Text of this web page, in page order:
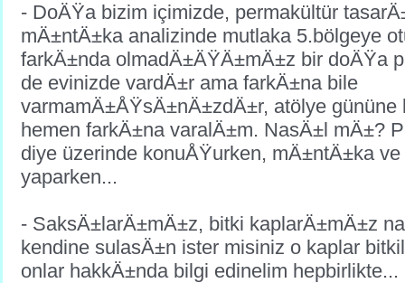
- DoÄŸa bizim içimizde, permakültür
mÄ±ntÄ±ka analizinde mutlaka 5.bölgeye
farkÄ±nda olmadÄ±ÄŸÄ±mÄ±z bir doÄŸa
de evinizde vardÄ±r ama farkÄ±na bile
varmamÄ±ÅŸsÄ±nÄ±zdÄ±r, atölye gününe
hemen farkÄ±na varalÄ±m. NasÄ±l mÄ±?
diye üzerinde konuÅŸurken, mÄ±ntÄ±ka
yaparken...
- SaksÄ±larÄ±mÄ±z, bitki kaplarÄ±mÄ±z
kendine sulasÄ±n ister misiniz o kaplar
onlar hakkÄ±nda bilgi edinelim hepbirlikte...